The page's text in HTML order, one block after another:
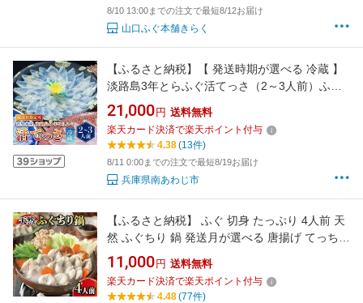
8/10 13:00までの注文で最短8/12お届け
山口ふぐ本舗きらく
【ふるさと納税】【 発送時期が選べる 冷蔵 】
淡路島3年とらふぐ活てっさ（2～3人前）ふぐ
てっさ とらふぐ ふぐ刺し ふぐ刺身 ふぐしゃぶ
活魚 鮮魚 海産物 海鮮 魚 淡路島 淡路 産地直送
お取り寄せ グルメ ギフト
21,000円 送料無料
楽天カード決済で楽天ポイント付与
4.38(13件)
8/11 0:00までの注文で最短8/19お届け
兵庫県南あわじ市
【ふるさと納税】 ふぐ 切身 たっぷり 4人前 天
然 ふぐちり 鍋 発送月が選べる 唐揚げ てっちり
本場フグ刺し 関門ふぐ ふく ふくちり ふぐ鍋 ふ
ぐちり鍋 海鮮鍋 高級魚 鮮魚 本場 山口 冬 旬 お
取り寄せ ギフト 贈答 お祝い 記念 日指定可
11,000円 送料無料
楽天カード決済で楽天ポイント付与
4.48(77件)